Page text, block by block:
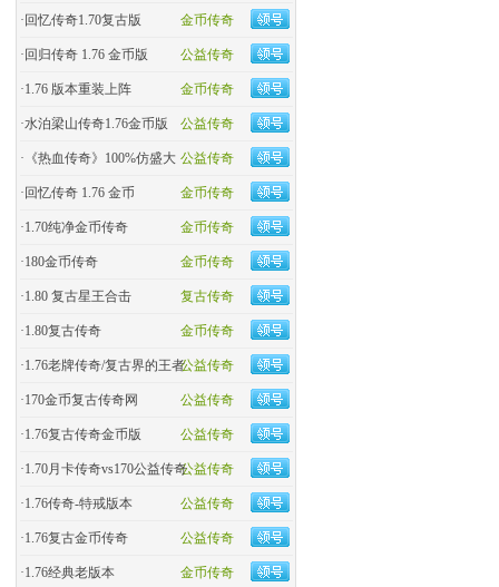
金币传奇
· 回忆传奇1.70复古版
公益传奇
· 回归传奇 1.76 金币版
金币传奇
·1.76 版本重装上阵
公益传奇
·水泊梁山传奇1.76金币版
公益传奇
· 《热血传奇》100%仿盛大
金币传奇
· 回忆传奇 1.76 金币
金币传奇
·1.70纯净金币传奇
金币传奇
·180金币传奇
复古传奇
·1.80 复古星王合击
金币传奇
·1.80复古传奇
公益传奇
·1.76老牌传奇/复古界的王者
公益传奇
·170金币复古传奇网
公益传奇
·1.76复古传奇金币版
公益传奇
·1.70月卡传奇vs170公益传奇
公益传奇
·1.76传奇-特戒版本
公益传奇
·1.76复古金币传奇
金币传奇
·1.76经典老版本